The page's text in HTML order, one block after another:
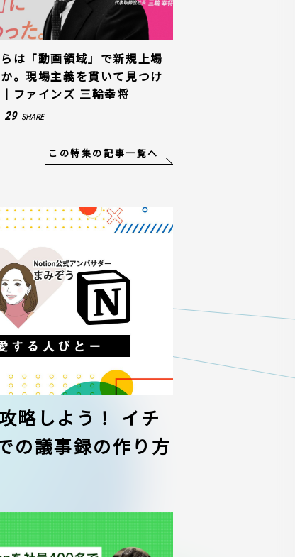
は「動画領域」で新規上場
。現場主義を貫いて見つけ
ファインズ 三輪幸将
29 SHARE
この特集の記事一覧へ
略しよう！ イチ
の議事録の作り方